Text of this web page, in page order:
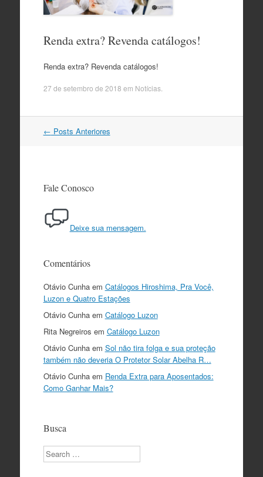
Renda extra? Revenda catálogos!
Renda extra? Revenda catálogos!
27 de setembro de 2018 em Notícias.
Navegação
← Posts Anteriores
Fale Conosco
Deixe sua mensagem.
Comentários
Otávio Cunhaem Catálogos Hiroshima, Pra Você,
Luzon e Quatro Estações
Otávio Cunhaem Catálogo Luzon
Rita Negreiros em Catálogo Luzon
Otávio Cunhaem Sol não tira folga e sua proteção
também não deveria O Protetor Solar Abelha R…
Otávio Cunhaem Renda Extra para Aposentados:
Como Ganhar Mais?
Busca
Search